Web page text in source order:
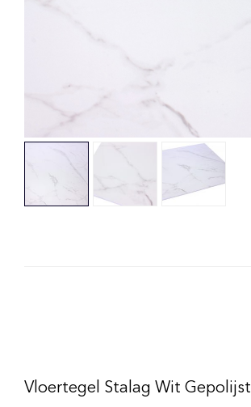
Vloertegel Stalag Wit